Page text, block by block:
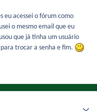
eu acessei o fórum como
o mesmo email que eu
que já tinha um usuário
trocar a senha e fim.